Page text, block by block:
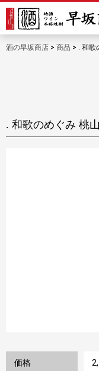
酒の早坂商店 > 商品 > . 和
. 和歌のめぐみ
価格